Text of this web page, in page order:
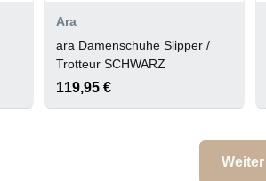
Ara
ara Damenschuhe Slipper /
Trotteur SCHWARZ
119,95 €
Weiter